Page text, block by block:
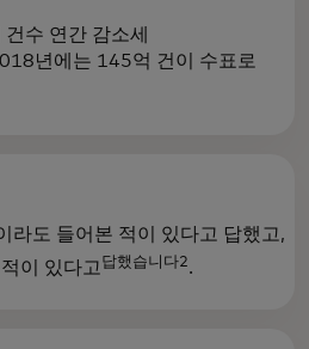
수 연간 감소세
년에는 145억 건이 수표로
라도 들어본 적이 있다고 답했고,
이 있다고 답했습니다2.